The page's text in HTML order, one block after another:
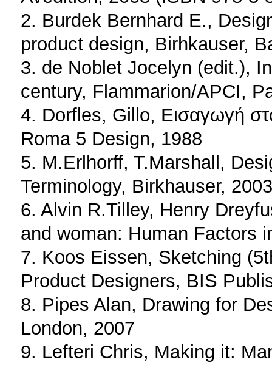
2. Burdek Bernhard E.,
product design, Birhkauser,
3. de Noblet Jocelyn (edit.),
century, Flammarion/APCI,
4. Dorfles, Gillo, Εισαγωγή
Roma 5 Design, 1988
5. M.Erlhorff, T.Marshall,
Terminology, Birkhauser,
6. Alvin R.Tilley, Henry
and woman: Human Factors
7. Koos Eissen, Sketching
Product Designers, BIS
8. Pipes Alan, Drawing for
London, 2007
9. Lefteri Chris, Making it: